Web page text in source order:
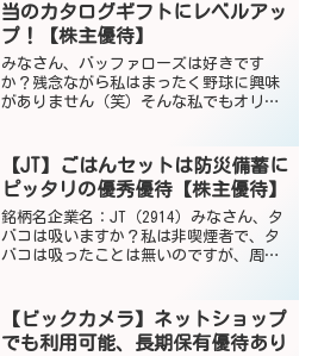
当のカタログギフトにレベルアッ
プ！【株主優待】
みなさん、バッファローズは好きです
か？残念ながら私はまったく野球に興味
がありません（笑）そんな私でもオリッ
行、保険、乗り物、不動産、はてはエネ
ルギー産業と多岐に渡ります。...
【JT】ごはんセットは防災備蓄に
ピッタリの優秀優待【株主優待】
銘柄名企業名：JT（2914）みなさん、タ
バコは吸いますか？私は非喫煙者で、タ
バコは吸ったことは無いのですが、周り
すね。そんな日本のタバコ業界の最大手
JT=日本たばこ産...
【ビックカメラ】ネットショップ
でも利用可能、長期保有優待あり